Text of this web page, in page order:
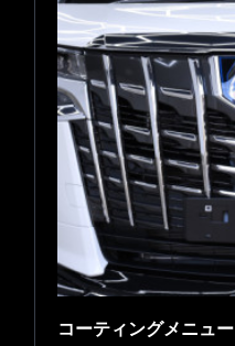
コーティングメニュー